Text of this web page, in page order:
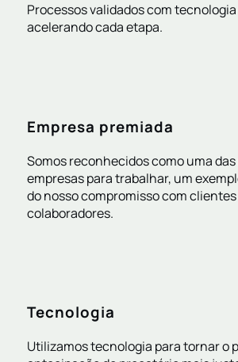
Processos validados com
acelerando cada etapa.
Empresa premiada
Somos reconhecidos como uma
empresas para trabalhar, um
do nosso compromisso com
colaboradores.
Tecnologia
Utilizamos tecnologia para tornar o